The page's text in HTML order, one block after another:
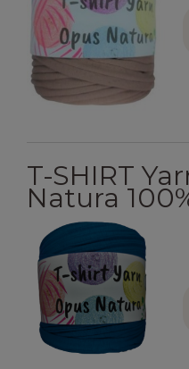
T-SHIRT
Natura